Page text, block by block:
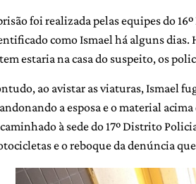
foi realizada pelas equipes do
como Ismael há alguns dias.
estaria na casa do suspeito, os
ao avistar as viaturas, Ismael
a esposa e o material
à sede do 17º Distrito
e o reboque da denúncia